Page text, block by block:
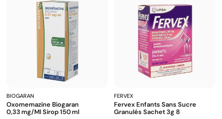
BIOGARAN
Oxomemazine Biogaran
0,33 Mg/ml Sirop 150 Ml
FERVEX
Fervex Enfants Sans Sucre
Granulés Sachet 3g 8